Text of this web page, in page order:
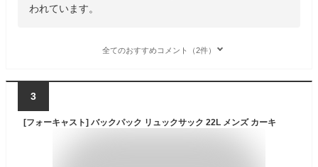
われています。
全てのおすすめコメント（2件）
3
[フォーキャスト] バックパック リュックサック 22L メンズ カーキ